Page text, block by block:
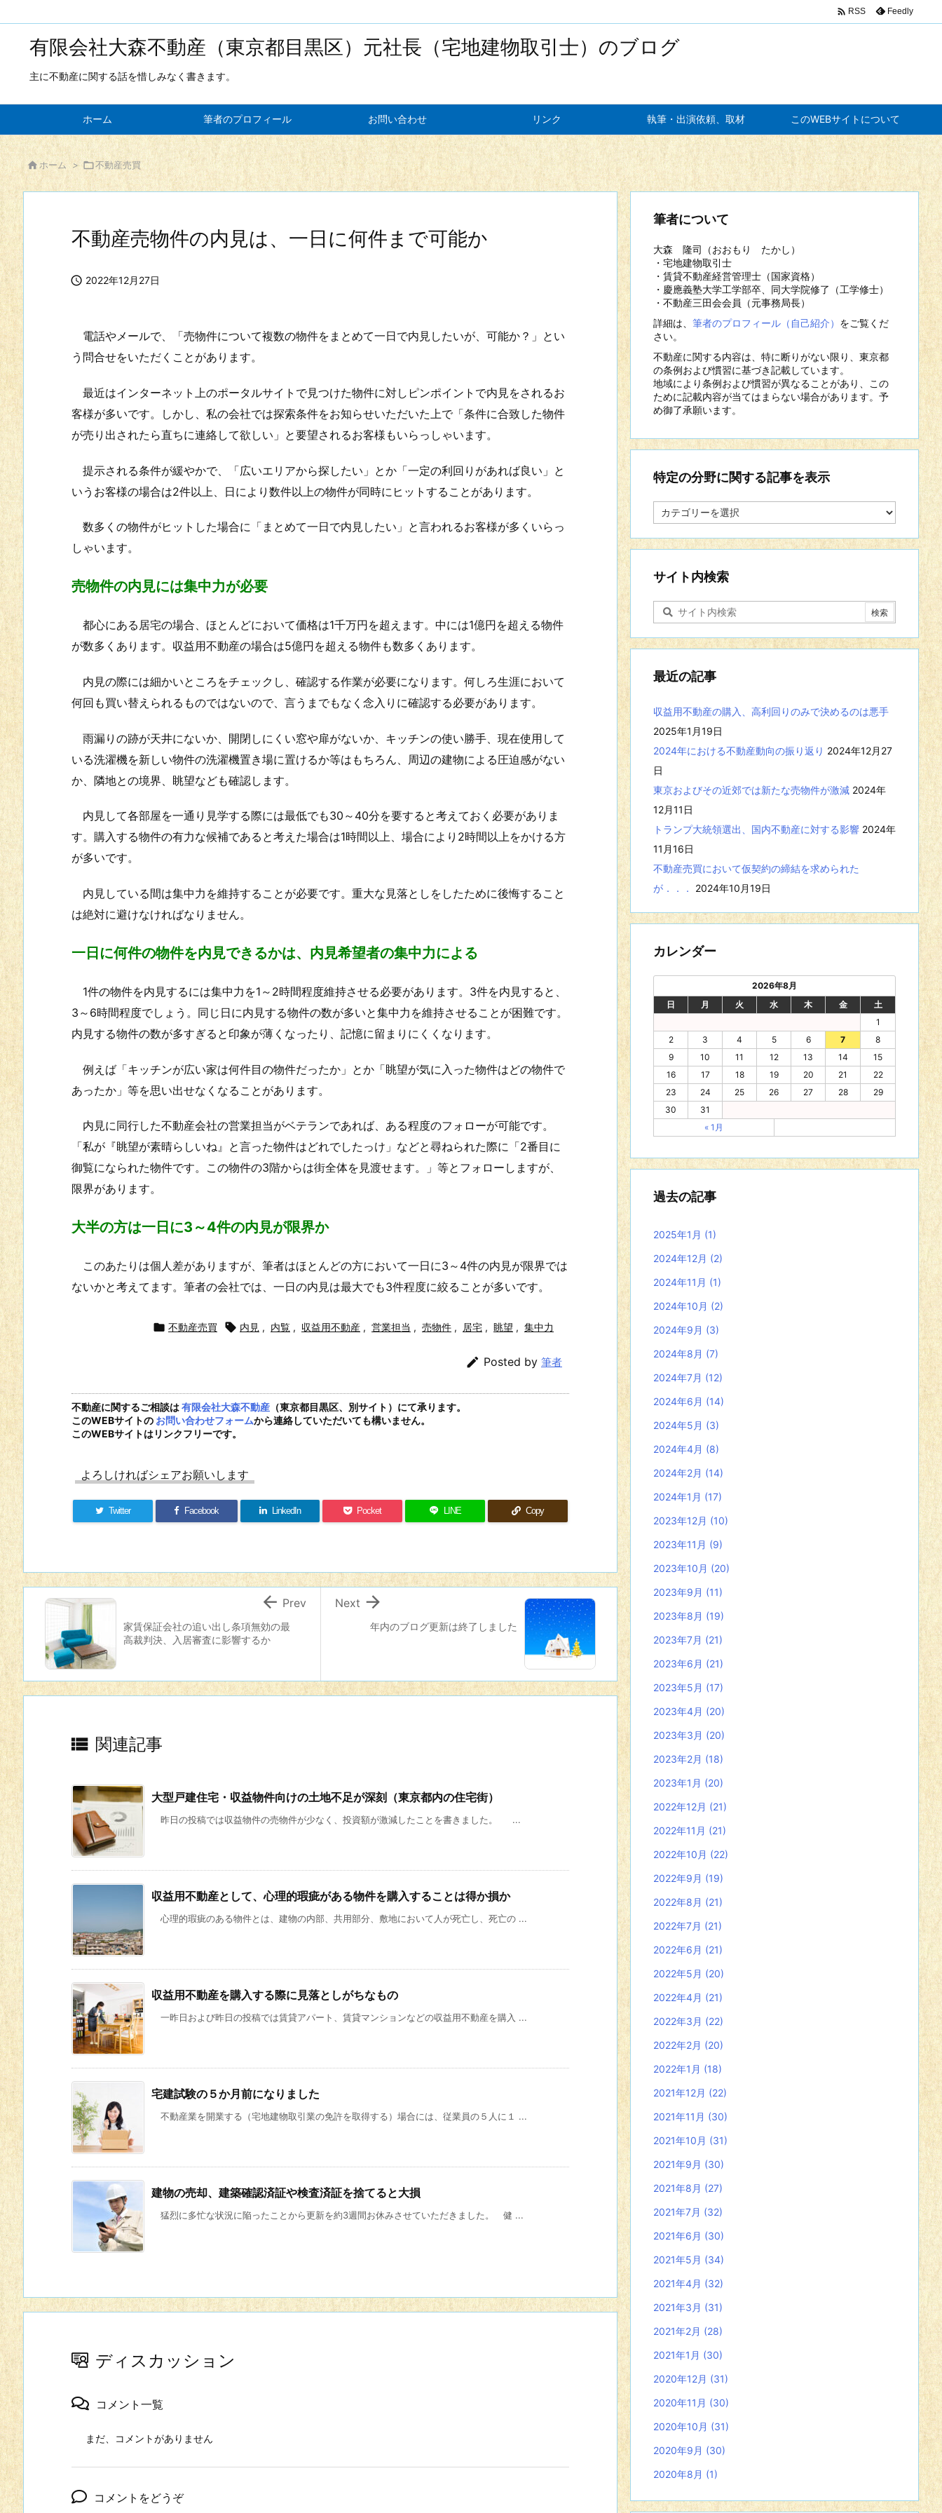
有限会社大森不動産（東京都目黒区）元社長（宅地建物取引士）のブログ
主に不動産に関する話を惜しみなく書きます。
ホーム 筆者のプロフィール お問い合わせ リンク 執筆・出演依頼、取材 このWEBサイトについて
 RSS Feedly
ホーム > 不動産売買
不動産売物件の内見は、一日に何件まで可能か
 2022年12月27日
電話やメールで、「売物件について複数の物件をまとめて一日で内見したいが、可能か？」とい
う問合せをいただくことがあります。
最近はインターネット上のポータルサイトで見つけた物件に対しピンポイントで内見をされるお
客様が多いです。しかし、私の会社では探索条件をお知らせいただいた上で「条件に合致した物件
が売り出されたら直ちに連絡して欲しい」と要望されるお客様もいらっしゃいます。
提示される条件が緩やかで、「広いエリアから探したい」とか「一定の利回りがあれば良い」と
いうお客様の場合は2件以上、日により数件以上の物件が同時にヒットすることがあります。
数多くの物件がヒットした場合に「まとめて一日で内見したい」と言われるお客様が多くいらっ
しゃいます。
売物件の内見には集中力が必要
都心にある居宅の場合、ほとんどにおいて価格は1千万円を超えます。中には1億円を超える物件
が数多くあります。収益用不動産の場合は5億円を超える物件も数多くあります。
内見の際には細かいところをチェックし、確認する作業が必要になります。何しろ生涯において
何回も買い替えられるものではないので、言うまでもなく念入りに確認する必要があります。
雨漏りの跡が天井にないか、開閉しにくい窓や扉がないか、キッチンの使い勝手、現在使用して
いる洗濯機を新しい物件の洗濯機置き場に置けるか等はもちろん、周辺の建物による圧迫感がない
か、隣地との境界、眺望なども確認します。
内見して各部屋を一通り見学する際には最低でも30～40分を要すると考えておく必要がありま
す。購入する物件の有力な候補であると考えた場合は1時間以上、場合により2時間以上をかける方
が多いです。
内見している間は集中力を維持することが必要です。重大な見落としをしたために後悔すること
は絶対に避けなければなりません。
一日に何件の物件を内見できるかは、内見希望者の集中力による
1件の物件を内見するには集中力を1～2時間程度維持させる必要があります。3件を内見すると、
3～6時間程度でしょう。同じ日に内見する物件の数が多いと集中力を維持させることが困難です。
内見する物件の数が多すぎると印象が薄くなったり、記憶に留まりにくくなります。
例えば「キッチンが広い家は何件目の物件だったか」とか「眺望が気に入った物件はどの物件で
あったか」等を思い出せなくなることがあります。
内見に同行した不動産会社の営業担当がベテランであれば、ある程度のフォローが可能です。
「私が『眺望が素晴らしいね』と言った物件はどれでしたっけ」などと尋ねられた際に「2番目に
御覧になられた物件です。この物件の3階からは街全体を見渡せます。」等とフォローしますが、
限界があります。
大半の方は一日に3～4件の内見が限界か
このあたりは個人差がありますが、筆者はほとんどの方において一日に3～4件の内見が限界では
ないかと考えてます。筆者の会社では、一日の内見は最大でも3件程度に絞ることが多いです。
 不動産売買  内見 , 内覧 , 収益用不動産 , 営業担当 , 売物件 , 居宅 , 眺望 , 集中力
 Posted by 筆者
不動産に関するご相談は有限会社大森不動産 （東京都目黒区、別サイト）にて承ります。
このWEBサイトの お問い合わせフォームから連絡していただいても構いません。
このWEBサイトはリンクフリーです。
よろしければシェアお願いします
Twitter Facebook LinkedIn Pocket LINE Copy
年内のブログ更新は終了しました

Next
家賃保証会社の追い出し条項無効の最
高裁判決、入居審査に影響するか
 Prev
 関連記事
大型戸建住宅・収益物件向けの土地不足が深刻（東京都内の住宅街）
昨日の投稿では収益物件の売物件が少なく、投資額が激減したことを書きました。 ...
収益用不動産として、心理的瑕疵がある物件を購入することは得か損か
心理的瑕疵のある物件とは、建物の内部、共用部分、敷地において人が死亡し、死亡の ...
収益用不動産を購入する際に見落としがちなもの
一昨日および昨日の投稿では賃貸アパート、賃貸マンションなどの収益用不動産を購入 ...
宅建試験の５か月前になりました
不動産業を開業する（宅地建物取引業の免許を取得する）場合には、従業員の５人に１ ...
建物の売却、建築確認済証や検査済証を捨てると大損
猛烈に多忙な状況に陥ったことから更新を約3週間お休みさせていただきました。 健 ...
ディスカッション
コメント一覧
まだ、コメントがありません
コメントをどうぞ
筆者について
大森 隆司（おおもり たかし）
・宅地建物取引士
・賃貸不動産経営管理士（国家資格）
・慶應義塾大学工学部卒、同大学院修了（工学修士）
・不動産三田会会員（元事務局長）
詳細は、 筆者のプロフィール（自己紹介） をご覧くだ
さい。
不動産に関する内容は、特に断りがない限り、東京都
の条例および慣習に基づき記載しています。
地域により条例および慣習が異なることがあり、この
ために記載内容が当てはまらない場合があります。予
め御了承願います。
特定の分野に関する記事を表示
定
分
に
関
す
記
事
を
示
サイト内検索
最近の記事
収益用不動産の購入、高利回りのみで決めるのは悪手
2025年1月19日
2024年における不動産動向の振り返り 2024年12月27
日
東京およびその近郊では新たな売物件が激減 2024年
12月11日
トランプ大統領選出、国内不動産に対する影響 2024年
11月16日
不動産売買において仮契約の締結を求められた
が．．．
2024年10月19日
カレンダー
2026年8月
日
月 火 水 木 金
土
1
2
3 4 5 6 7
8
9
10 11 12 13 14
15
16
17 18 19 20 21
22
23
24 25 26 27 28
29
30
31
« 1月
過去の記事
2025年1月 (1)
2024年12月 (2)
2024年11月 (1)
2024年10月 (2)
2024年9月 (3)
2024年8月 (7)
2024年7月 (12)
2024年6月 (14)
2024年5月 (3)
2024年4月 (8)
2024年2月 (14)
2024年1月 (17)
2023年12月 (10)
2023年11月 (9)
2023年10月 (20)
2023年9月 (11)
2023年8月 (19)
2023年7月 (21)
2023年6月 (21)
2023年5月 (17)
2023年4月 (20)
2023年3月 (20)
2023年2月 (18)
2023年1月 (20)
2022年12月 (21)
2022年11月 (21)
2022年10月 (22)
2022年9月 (19)
2022年8月 (21)
2022年7月 (21)
2022年6月 (21)
2022年5月 (20)
2022年4月 (21)
2022年3月 (22)
2022年2月 (20)
2022年1月 (18)
2021年12月 (22)
2021年11月 (30)
2021年10月 (31)
2021年9月 (30)
2021年8月 (27)
2021年7月 (32)
2021年6月 (30)
2021年5月 (34)
2021年4月 (32)
2021年3月 (31)
2021年2月 (28)
2021年1月 (30)
2020年12月 (31)
2020年11月 (30)
2020年10月 (31)
2020年9月 (30)
2020年8月 (1)